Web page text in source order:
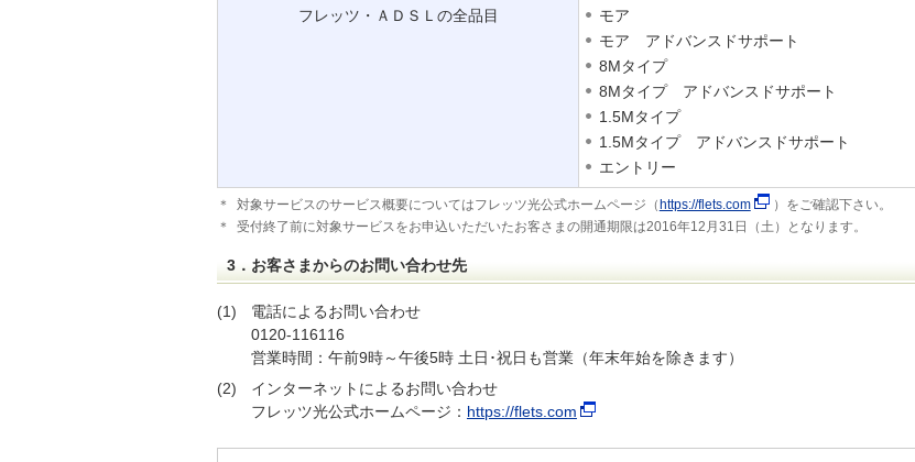
フレッツ・ＡＤＳＬの全品目
モア
モア アドバンスドサポート
8Mタイプ
8Mタイプ アドバンスドサポート
1.5Mタイプ
1.5Mタイプ アドバンスドサポート
エントリー
＊ 対象サービスのサービス概要についてはフレッツ光公式ホームページ（ https://flets.com
）をご確認下さい。
＊
受付終了前に対象サービスをお申込いただいたお客さまの開通期限は2016年12月31日（土）となります。
3．お客さまからのお問い合わせ先
(1)
電話によるお問い合わせ
0120-116116
営業時間：午前9時～午後5時 土日･祝日も営業（年末年始を除きます）
(2)
インターネットによるお問い合わせ
フレッツ光公式ホームページ： https://flets.com